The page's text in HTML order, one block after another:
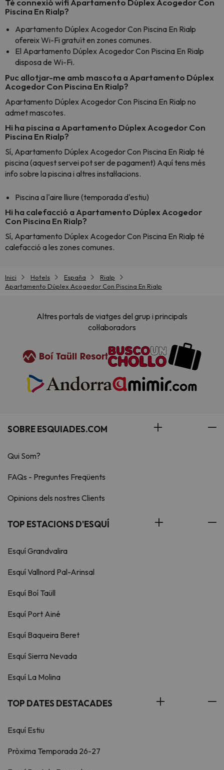
Té connexió wifi Apartamento Dúplex Acogedor Con
Piscina En Rialp?
Apartamento Dúplex Acogedor Con Piscina En Rialp
ofereix Wi-Fi gratuït en zones comunes.
El Apartamento Dúplex Acogedor Con Piscina En Rialp
disposa de Wi-Fi.
Puc allotjar-me amb mascota a Apartamento Dúplex
Acogedor Con Piscina En Rialp?
Apartamento Dúplex Acogedor Con Piscina En Rialp no
admet mascotes.
Hi ha piscina a Apartamento Dúplex Acogedor Con
Piscina En Rialp?
Sí, Apartamento Dúplex Acogedor Con Piscina En Rialp té
piscina (aquest servei pot ser de pagament) Aquí tens més
info sobre la piscina i altres instal·lacions.
Piscina a l'aire lliure (temporada d'estiu)
Hi ha calefacció a Apartamento Dúplex Acogedor
Con Piscina En Rialp?
Sí, Apartamento Dúplex Acogedor Con Piscina En Rialp té
calefacció a les zones comunes.
Inici Hotels España
Rialp
Apartamento Dúplex Acogedor Con Piscina En Rialp
Altres portals de viatges del grup i principals
col·laboradors
SOBRE ESQUIADES.COM
Qui Som?
FAQs - Preguntes Freqüents
Opinions dels nostres Clients
TOP ESTACIONS D'ESQUÍ
Esquí Grandvalira
Esquí Vallnord Pal-Arinsal
Esquí Boí Taüll
Esquí Port Ainé
Esquí Baqueira Beret
Esquí Sierra Nevada
Esquí La Molina
TOP DATES DESTACADES
Esquí Estiu
Pròxima Temporada 26-27